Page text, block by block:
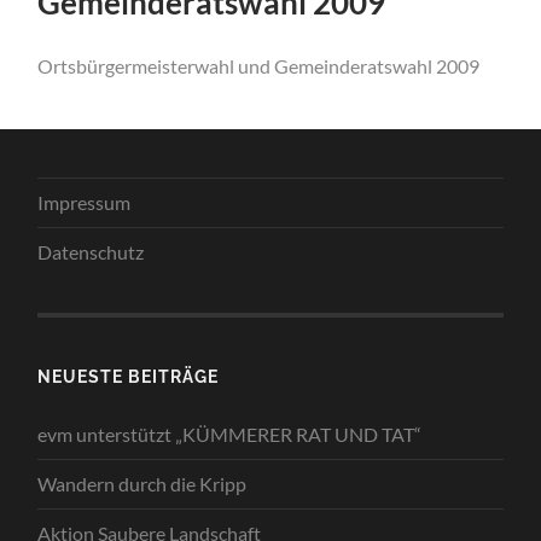
Ortsbürgermeisterwahl und Gemeinderatswahl 2009
Impressum
Datenschutz
NEUESTE BEITRÄGE
evm unterstützt „KÜMMERER RAT UND TAT“
Wandern durch die Kripp
Aktion Saubere Landschaft